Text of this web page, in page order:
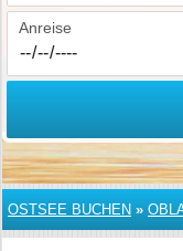
Anreise
OSTSEE BUCHEN »